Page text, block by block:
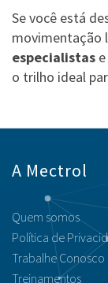
Se você está
movimentação
especialistas
o trilho ideal
A Mectrol
Quem somos
Política de
Trabalhe Conosco
Treinamentos